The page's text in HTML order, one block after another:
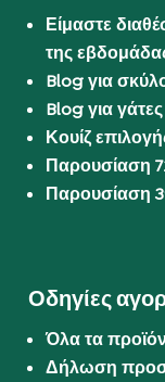
Είμαστε
της
Blog για
Blog για
Κουίζ
Παρουσίαση
Παρουσίαση
Οδηγίες
Όλα τα
Δήλωση